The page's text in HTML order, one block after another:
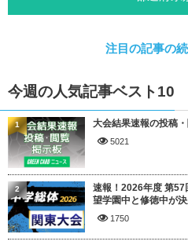
注目の記事の
今週の人気記事ベスト10
大会結果速報の投稿
5021
1
速報！2026年度 第57
望学園中と修徳中が
1750
2